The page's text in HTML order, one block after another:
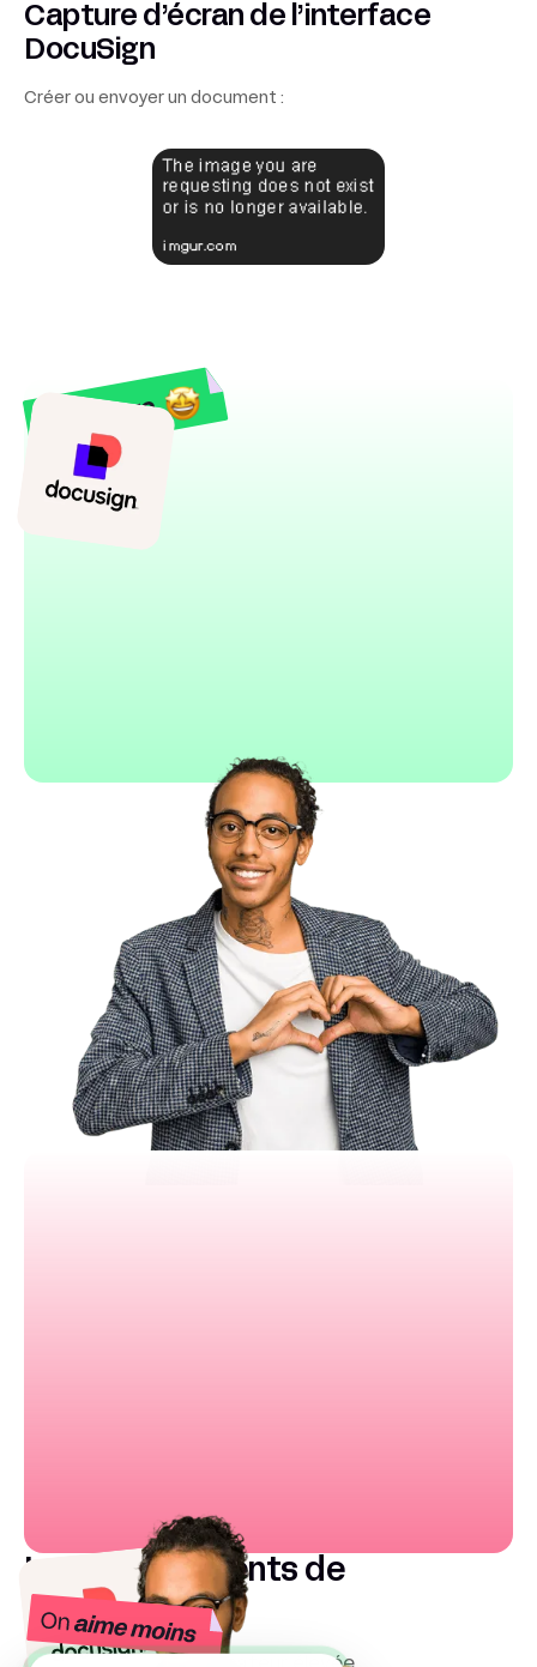
Capture d’écran de l’interface
DocuSign
Créer ou envoyer un document :
Signature légale certifiée
Intégration avec CRM & ERP
Audit trail automatique
App mobile intuitive
Conforme RGPD & eIDAS
Les inconvénients de
Docusign